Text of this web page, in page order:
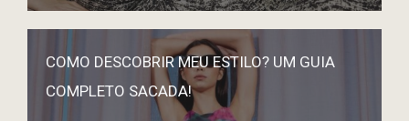
COMO DESCOBRIR MEU ESTILO? UM GUIA
COMPLETO SACADA!